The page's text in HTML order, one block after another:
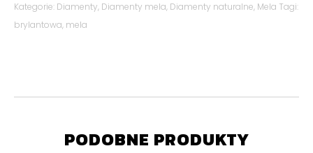
Kategorie: Diamenty, Diamenty mela, Diamenty naturalne, Mela Tagi:
brylantowa, mela
PODOBNE PRODUKTY